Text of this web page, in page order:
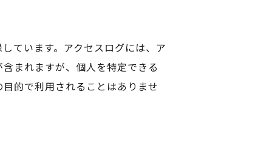
ています。アクセスログには、ア
まれますが、個人を特定できる
的で利用されることはありませ